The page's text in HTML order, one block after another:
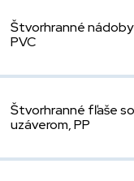
Štvorhranné nádoby
PVC
Štvorhranné fľaše so
uzáverom, PP